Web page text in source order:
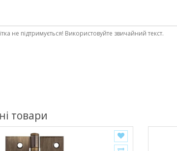
не підтримується! Використовуйте звичайний текст.
товари